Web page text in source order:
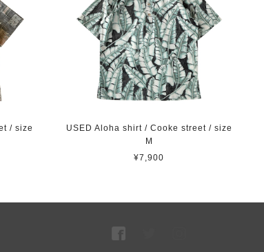
/ size
USED Aloha shirt / Cooke street / size
M
¥7,900